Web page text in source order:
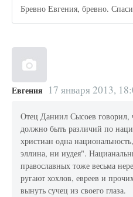
Бревно Евгения, бревно.
Евгения 17 января 2013,
Отец Даниил Сысоев говорил,
должно быть различий по
христиан одна
эллина, ни иудея".
православных тоже весьма
ругают хохлов, евреев и
вынуть сучец из своего глаза.